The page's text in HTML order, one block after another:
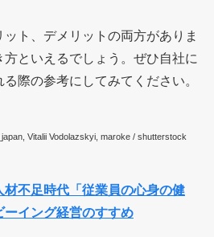
ト、デメリットの両方がありま
といえるでしょう。ぜひ自社に
際の参考にしてみてください。
Vitalii Vodolazskyi, maroke / shutterstock
材不足時代「従業員の心身の健
ーイング経営のすすめ